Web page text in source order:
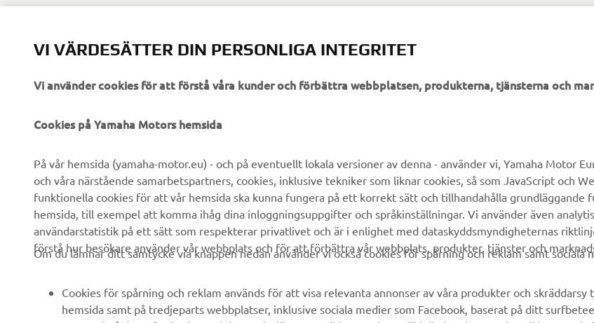
FÖRETAG
Om oss
Nyheter
Yamaha Press
Broschyrer
Bli återförsäljare
B2B
eBike-system
Myndigheter
Golfbanor
Räddningstjänst
Körskolor
Partnerskap
Yamaha Music
Yamaha Racing
Yamaha Motor Global
Mobilappar
Reservdelskatalog
Yamaha-återförsäljare
Hantering av avfall från
batterier
VI VÄRDESÄTTER DIN PERSONLIGA INTEGRITET
Vi använder cookies för att förstå våra kunder och förbättra webbplatsen, produkterna, tjänsterna och
Cookies på Yamaha Motors hemsida
På vår hemsida (yamaha-motor.eu) - och på eventuellt lokala versioner av denna - använder vi, Yamaha Motor
och våra närstående samarbetspartners, cookies, inklusive tekniker som liknar cookies, så som JavaScript och
funktionella cookies för att vår hemsida ska kunna fungera på ett korrekt sätt och tillhandahålla grundläggande
hemsida, till exempel att komma ihåg dina inloggningsuppgifter och språkinställningar. Vi använder även
användarstatistik på ett sätt som respekterar privatlivet och är i enlighet med dataskyddsmyndigheternas
förstå hur besökare använder vår webbplats och för att förbättra vår webbplats, produkter, tjänster och
Om du lämnar ditt samtycke via knappen nedan använder vi också cookies för spårning och reklam samt sociala
Cookies för spårning och reklam används för att visa relevanta annonser av våra produkter och
hemsida samt på tredjeparts webbplatser, inklusive sociala medier som Facebook, baserat på ditt